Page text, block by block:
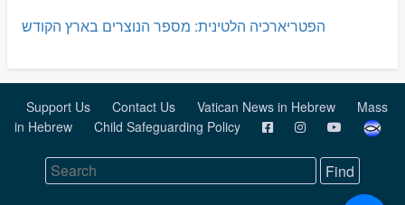
הפטריארכיה הלטינית: מספר הנוצרים בארץ הקודש
Support Us Contact Us Vatican News in Hebrew
Mass
in Hebrew
Child Safeguarding Policy